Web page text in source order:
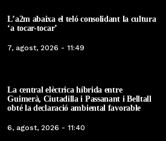
L’a2m abaixa el teló consolidant la cultura
‘a tocar-tocar’
7, agost, 2026 - 11:49
La central elèctrica híbrida entre
Guimerà, Ciutadilla i Passanant i Belltall
obté la declaració ambiental favorable
6, agost, 2026 - 11:40